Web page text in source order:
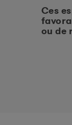
Ces
ou de